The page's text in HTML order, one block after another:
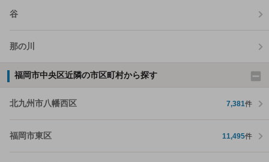
谷
那の川
福岡市中央区近隣の市区町村から探す
北九州市八幡西区 7,381件
福岡市東区 11,495件